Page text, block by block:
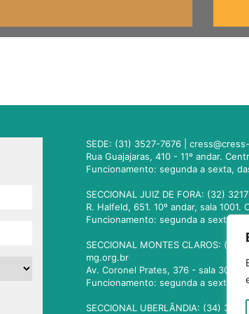
SEDE: (31) 3527-7676 |
Rua Guajajaras, 410 - 11º andar.
Funcionamento: segunda a sexta,
SECCIONAL JUIZ DE FORA: (32)
R. Halfeld, 651. 10º andar, sala
Funcionamento: segunda a sexta,
SECCIONAL MONTES CLAROS:
mg.org.br
Av. Coronel Prates, 376 - sala 301.
Funcionamento: segunda a sexta,
SECCIONAL UBERLÂNDIA: (34)